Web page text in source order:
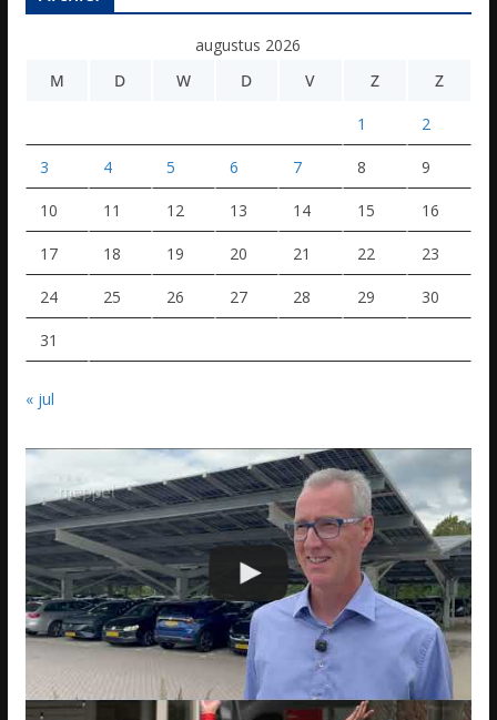
augustus 2026
M
D W D V Z Z
1 2
3 4 5 6 7 8 9
10 11 12 13 14 15 16
17 18 19 20 21 22 23
24 25 26 27 28 29 30
31
« jul